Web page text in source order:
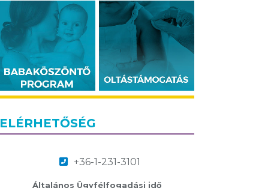
ELÉRHETŐSÉG
+36-1-231-3101
Általános Ügyfélfogadási idő